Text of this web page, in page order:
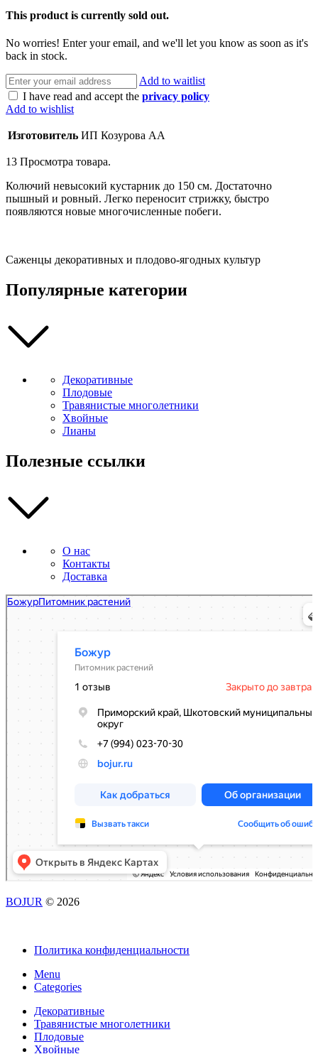
This product is currently sold out.
No worries! Enter your email, and we'll let you know as soon as it's
back in stock.
Add to waitlist
I have read and accept the privacy policy
Add to wishlist
Изготовитель ИП Козурова АА
13 Просмотра товара.
Колючий невысокий кустарник до 150 см. Достаточно
пышный и ровный. Легко переносит стрижку, быстро
появляются новые многочисленные побеги.
Саженцы декоративных и плодово-ягодных культур
Популярные категории
Декоративные
Плодовые
Травянистые многолетники
Хвойные
Лианы
Полезные ссылки
О нас
Контакты
Доставка
Божур
Питомник растений в Приморском крае
BOJUR © 2026
Политика конфиденциальности
Menu
Categories
Декоративные
Травянистые многолетники
Плодовые
Хвойные